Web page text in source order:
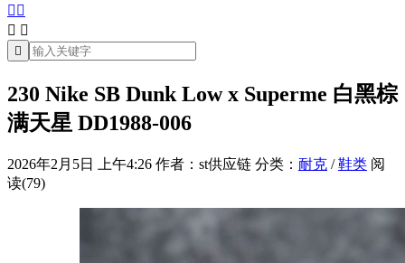
 
 

230 Nike SB Dunk Low x Superme 白黑棕
满天星 DD1988-006
2026年2月5日 上午4:26 作者：st供应链 分类： 耐克 /鞋类 阅
读(79)